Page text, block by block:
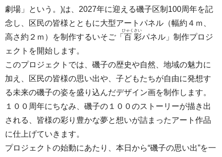
劇場」という。)は、2027年に迎える磯子区制100周年を記
念し、区民の皆様とともに大型アートパネル（幅約４ｍ、
高さ約２ｍ）を制作するいそご「 百
ひゃく
彩
さい
パネル」制作プロジ
ェクトを開始します。
このプロジェクトでは、磯子の歴史や自然、地域の魅力に
加え、区民の皆様の思い出や、子どもたちが自由に発想す
る未来の磯子の姿を盛り込んだデザイン画を制作します。
１００周年にちなみ、磯子の１００のストーリーが描き出
される、皆様の彩り豊かな夢と想いが詰まったアート作品
に仕上げていきます。
プロジェクトの始動にあたり、本日から“磯子の思い出”を一